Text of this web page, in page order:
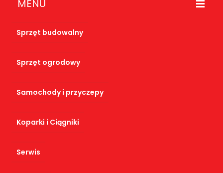
MENU
Sprzęt budowalny
Sprzęt ogrodowy
Samochody i przyczepy
Koparki i Ciągniki
Serwis